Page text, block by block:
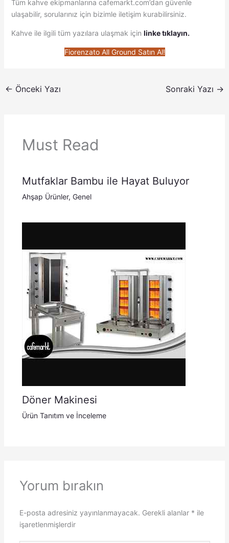
Tüm kahve ekipmanlarına cafemarkt.com’dan güvenle
ulaşabilir, sorularınız için bizimle iletişim kurabilirsiniz.
Kahve ile ilgili tüm yazılara ulaşmak için linke tıklayın.
Fiorenzato All Ground Satın Al!
← Önceki Yazı Sonraki Yazı →
Must Read
Mutfaklar Bambu ile Hayat Buluyor
Ahşap Ürünler, Genel
Döner Makinesi
Ürün Tanıtım ve İnceleme
Yorum bırakın
E-posta adresiniz yayınlanmayacak. Gerekli alanlar * ile
işaretlenmişlerdir